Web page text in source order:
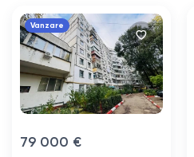
Vanzare
79 000 €